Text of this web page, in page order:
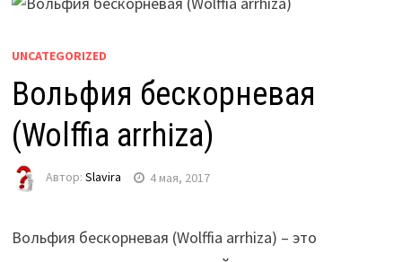
UNCATEGORIZED
Вольфия бескорневая
(Wolffia arrhiza)
Автор: Slavira 4 мая, 2017
Вольфия бескорневая (Wolffia arrhiza) – это